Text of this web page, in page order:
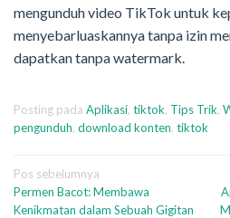
mengunduh video TikTok untuk
menyebarluaskannya tanpa izin
dapatkan tanpa watermark.
Posting pada Aplikasi, tiktok, Tips Trik,
pengunduh, download konten, tiktok
Navigasi
pos
Pos sebelumnya
Permen Bacot: Membawa
Kenikmatan dalam Sebuah Gigitan